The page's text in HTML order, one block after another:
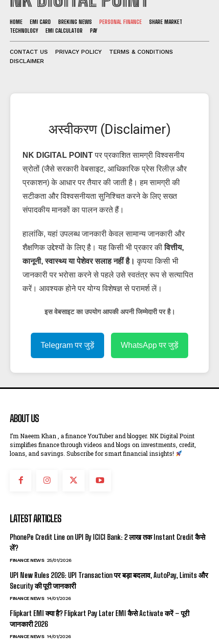
HOME EMI CARD BREKING NEWS PERSONAL FINANCE
SHARE MARKET
TECHNOLOGY
EMI CALCULATOR PAY
CONTACT US PRIVACY POLICY
TERMS & CONDITIONS
DISCLAIMER
अस्वीकरण (Disclaimer)
NK DIGITAL POINTपर प्रकाशित सामग्री विश्वसनीय
स्रोतों (जैसे सरकारी वेबसाइट, आधिकारिक प्रेस रिलीज़ और
प्रकाशन) के आधार पर तैयार की जाती है। हम सामग्री की
सटीकता और विश्वसनीयता सुनिश्चित करने के लिए सख्त
संपादकीय मानकों का पालन करते हैं।
हालांकि, यहां उपलब्ध जानकारी केवल सामान्य जानकारी और
शैक्षणिक उद्देश्यों के लिए है। यह किसी भी प्रकार कीवित्तीय,
कानूनी, स्वास्थ्य या पेशेवर सलाह नहीं है। कृपया किसी भी
जानकारी पर भरोसा करने से पहले उसे स्वतंत्र रूप से सत्यापित
करें। आवश्यक होने पर योग्य विशेषज्ञ से परामर्श लें।
इस वेबसाइट का उपयोग आपकी अपनी जिम्मेदारी पर है।
Telegram पर जुड़ें WhatsApp पर जुड़ें
ABOUT US
I’m Naeem Khan , a finance YouTuber and blogger. NK Digital Point
simplifies finance through videos and blogs on investments, credit,
loans, and savings. Subscribe for smart financial insights!
LATEST ARTICLES
PhonePe Credit Line on UPI By ICICI Bank: ₹2 लाख तक Instant Credit कैसे
लें?
FINANCE NEWS 25/01/2026
UPI New Rules 2026: UPI Transaction पर बड़ा बदलाव, AutoPay, Limits और
Security की पूरी जानकारी
FINANCE NEWS 14/01/2026
Flipkart EMI क्या है? Flipkart Pay Later EMI कैसे Activate करें – पूरी
जानकारी 2026
FINANCE NEWS 14/01/2026